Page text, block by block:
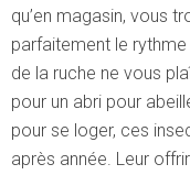
qu’en magasin, vous
parfaitement le rythme
de la ruche ne vous
pour un abri pour
pour se loger, ces
après année. Leur